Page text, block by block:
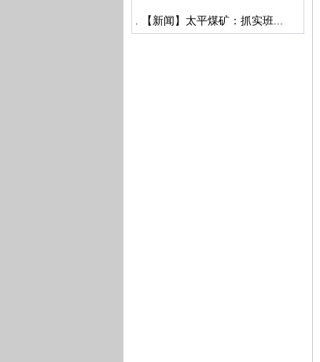
. 【新闻】太平煤矿：抓实班...